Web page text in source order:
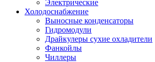
Электрические
Холодоснабжение
Выносные конденсаторы
Гидромодули
Драйкулеры сухие охладители
Фанкойлы
Чиллеры